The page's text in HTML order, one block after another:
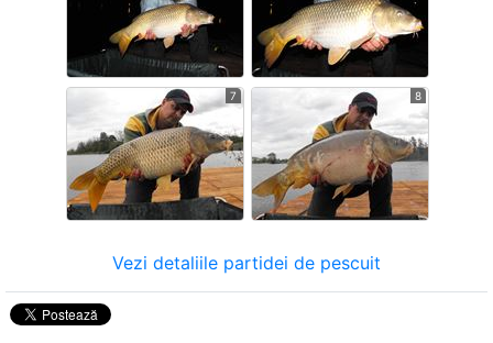
7 8
Vezi detaliile partidei de pescuit